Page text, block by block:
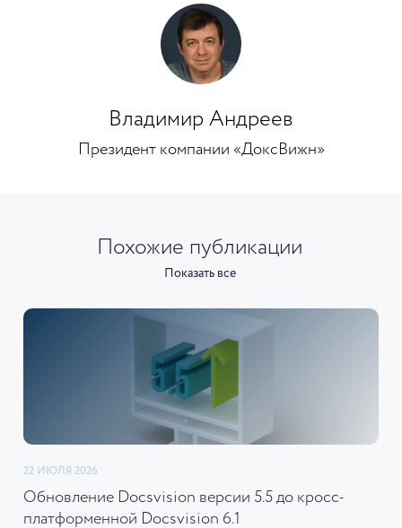
Владимир Андреев
Президент компании «ДоксВижн»
Похожие публикации
Показать все
22 ИЮЛЯ 2026
Обновление Docsvision версии 5.5 до кросс-
платформенной Docsvision 6.1